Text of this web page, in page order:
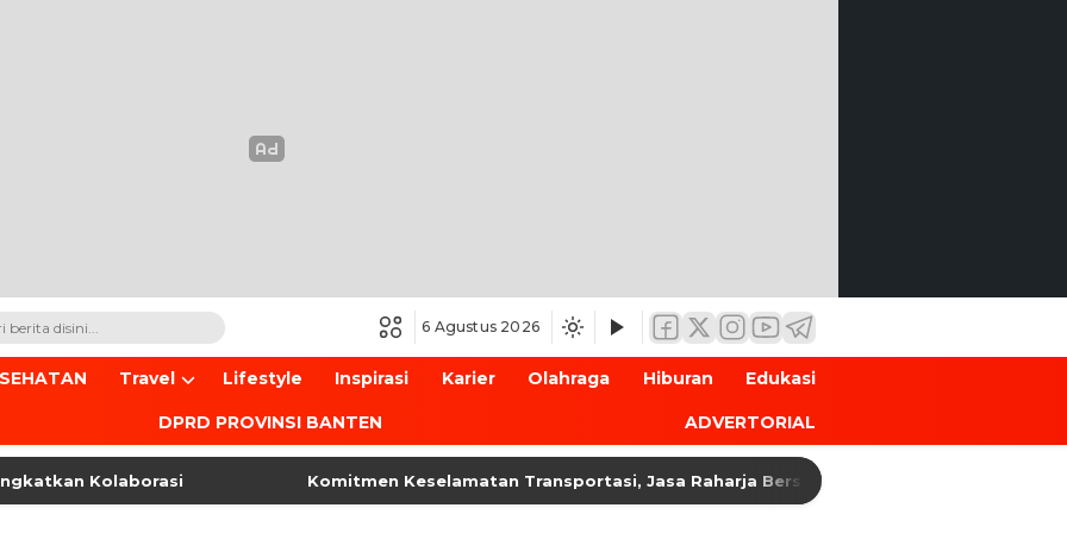
6 Agustus 2026
Travel Lifestyle Inspirasi Karier Olahraga Hiburan Edukasi
DPRD PROVINSI BANTEN ADVERTORIAL
Kolaborasi Komitmen Keselamatan Transportasi, Jasa Raharja Bersama Dishub dan Kamsel Polres